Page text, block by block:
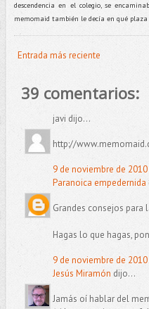
descendencia en el colegio, se
memomaid también le decía en qué plaza
Entrada más reciente
39 comentarios:
javi dijo...
http://
9 de noviembre de
Paranoica empedernida
Grandes consejos para
Hagas lo que hagas,
9 de noviembre de
Jesús Miramón dijo...
Jamás oí hablar del